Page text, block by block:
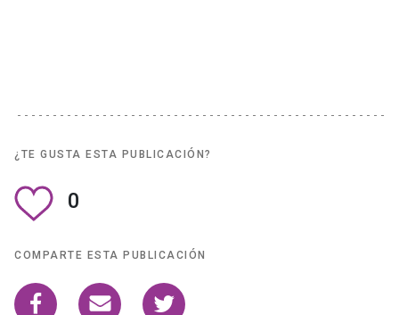
¿TE GUSTA ESTA PUBLICACIÓN?
0
COMPARTE ESTA PUBLICACIÓN